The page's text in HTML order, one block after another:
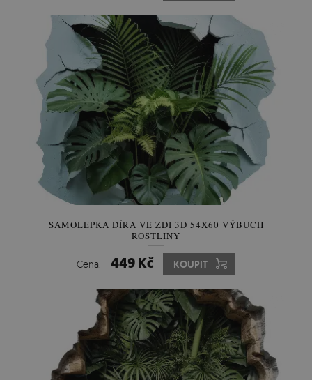
SAMOLEPKA DÍRA VE ZDI 3D 54X60 VÝBUCH
ROSTLINY
Cena: 449 Kč KOUPIT